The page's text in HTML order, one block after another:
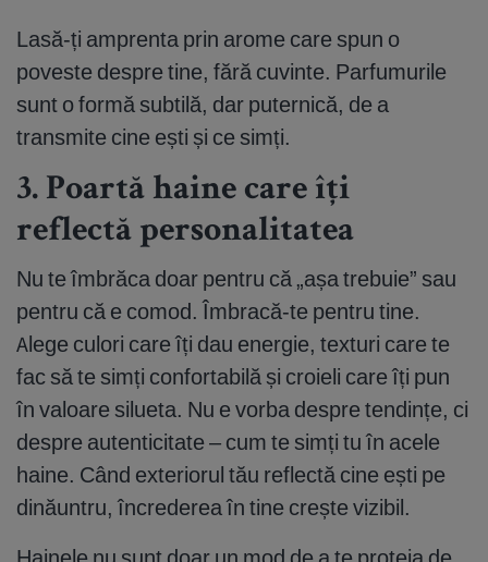
Lasă-ți amprenta prin arome care spun o
poveste despre tine, fără cuvinte. Parfumurile
sunt o formă subtilă, dar puternică, de a
transmite cine ești și ce simți.
3. Poartă haine care îți
reflectă personalitatea
Nu te îmbrăca doar pentru că „așa trebuie” sau
pentru că e comod. Îmbracă-te pentru tine.
Alege culori care îți dau energie, texturi care te
fac să te simți confortabilă și croieli care îți pun
în valoare silueta. Nu e vorba despre tendințe, ci
despre autenticitate – cum te simți tu în acele
haine. Când exteriorul tău reflectă cine ești pe
dinăuntru, încrederea în tine crește vizibil.